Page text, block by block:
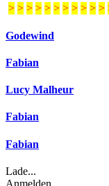
> > > > > > > > > > >
Godewind
Fabian
Lucy Malheur
Fabian
Fabian
Lade...
Anmelden